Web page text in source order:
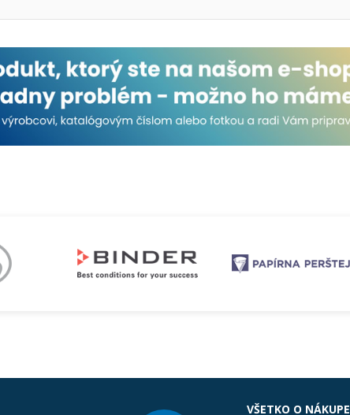
VŠETKO O NÁKUPE